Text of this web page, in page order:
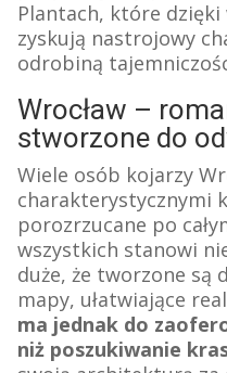
Plantach, które
zyskują nastrojowy
odrobiną
Wrocław –
stworzone do
Wiele osób kojarzy
charakterystycznymi
porozrzucane po
wszystkich stanowi
duże, że tworzone są
mapy, ułatwiające
ma jednak do
niż poszukiwanie